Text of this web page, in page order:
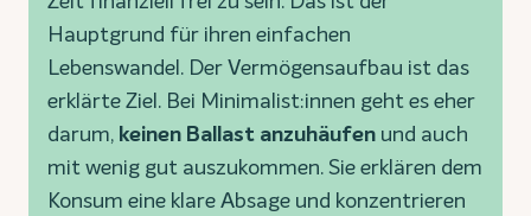
Hauptgrund für ihren einfachen
Lebenswandel. Der Vermögensaufbau ist das
erklärte Ziel. Bei Minimalist:innen geht es eher
darum, keinen Ballast anzuhäufen und auch
mit wenig gut auszukommen. Sie erklären dem
Konsum eine klare Absage und konzentrieren